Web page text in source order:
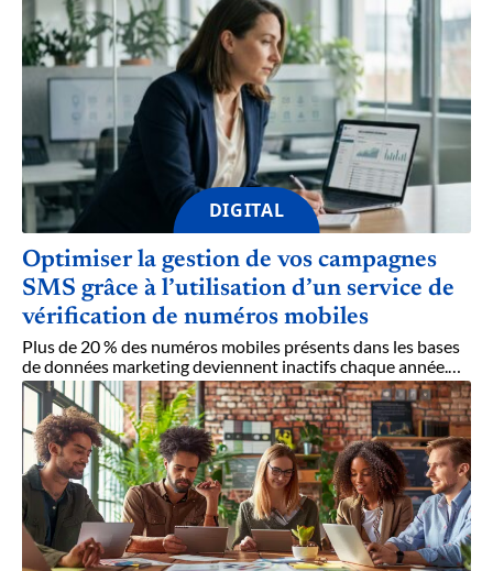
DIGITAL
Optimiser la gestion de vos campagnes
SMS grâce à l’utilisation d’un service de
vérification de numéros mobiles
Plus de 20 % des numéros mobiles présents dans les bases
de données marketing deviennent inactifs chaque année.